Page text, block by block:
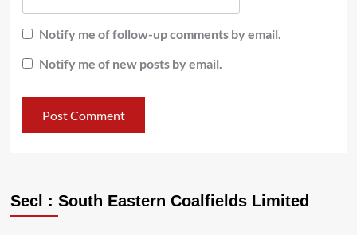
Notify me of follow-up comments by email.
Notify me of new posts by email.
Secl : South Eastern Coalfields Limited